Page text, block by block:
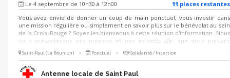
Le 4 septembre de 10h30 à 12h00
11placesrestantes
Vous avez envie de donner un coup de main ponctuel, vous investir dans
une mission régulière ou simplement en savoir plus sur le bénévolat au sein
de la Croix-Rouge ? Soyez les bienvenus à cette réunion d'information. Nous
vous présenterons nos missions et nos activités afin que vous puissiez
identifier celles qui pourraient potentiellement vous intéresser.
Saint-Paul (La Réunion) • Ponctuel • Solidarité / Insertion
Antenne locale de Saint Paul